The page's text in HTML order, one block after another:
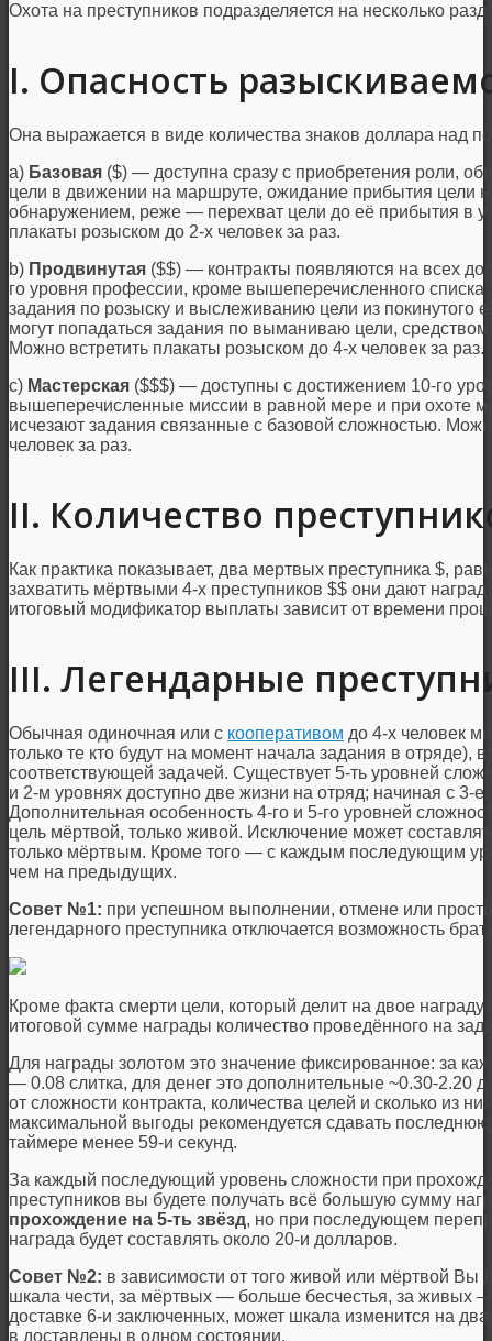
Охота на преступников подразделяется на несколько
I. Опасность
Она выражается в виде количества знаков доллара над
a) Базовая ($) — доступна сразу с приобретения роли,
цели в движении на маршруте, ожидание прибытия цели
обнаружением, реже — перехват цели до её прибытия в
плакаты розыском до 2-х человек за раз.
b) Продвинутая ($$) — контракты появляются на всех
го уровня профессии, кроме вышеперечисленного
задания по розыску и выслеживанию цели из покинутого
могут попадаться задания по выманиваю цели,
Можно встретить плакаты розыском до 4-х человек за раз.
c) Мастерская ($$$) — доступны с достижением 10-го
вышеперечисленные миссии в равной мере и при охоте
исчезают задания связанные с базовой сложностью.
человек за раз.
II. Количество
Как практика показывает, два мертвых преступника $,
захватить мёртвыми 4-х преступников $$ они дают
итоговый модификатор выплаты зависит от времени
III. Легендарные
Обычная одиночная или с кооперативом до 4-х человек
только те кто будут на момент начала задания в отряде),
соответствующей задачей. Существует 5-ть уровней
и 2-м уровнях доступно две жизни на отряд; начиная с 3-
Дополнительная особенность 4-го и 5-го уровней
цель мёртвой, только живой. Исключение может
только мёртвым. Кроме того — с каждым последующим
чем на предыдущих.
Совет №1: при успешном выполнении, отмене или
легендарного преступника отключается возможность
Кроме факта смерти цели, который делит на двое награду
итоговой сумме награды количество проведённого на
Для награды золотом это значение фиксированное: за
— 0.08 слитка, для денег это дополнительные ~0.30-2.20
от сложности контракта, количества целей и сколько из
максимальной выгоды рекомендуется сдавать последнюю
таймере менее 59-и секунд.
За каждый последующий уровень сложности при
преступников вы будете получать всё большую сумму
прохождение на 5-ть звёзд, но при последующем
награда будет составлять около 20-и долларов.
Совет №2: в зависимости от того живой или мёртвой Вы
шкала чести, за мёртвых — больше бесчестья, за живых
доставке 6-и заключенных, может шкала изменится на
в доставлены в одном состоянии.